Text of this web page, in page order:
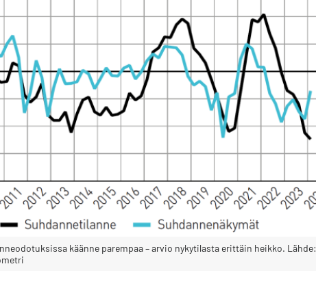
käänne parempaa – arvio nykytilasta erittäin heikko. Lähde: